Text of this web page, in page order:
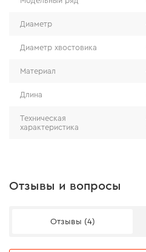
Диаметр
Диаметр хвостовика
Материал
Длина
Техническая
характеристика
Отзывы и вопросы
Отзывы (4)